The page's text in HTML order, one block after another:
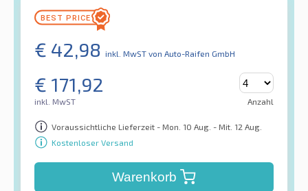
€ 42,98 inkl. MwST von Auto-Raifen GmbH
€ 171,92
inkl. MwST Anzahl
Voraussichtliche Lieferzeit - Mon. 10 Aug. - Mit. 12 Aug.
Kostenloser Versand
Warenkorb